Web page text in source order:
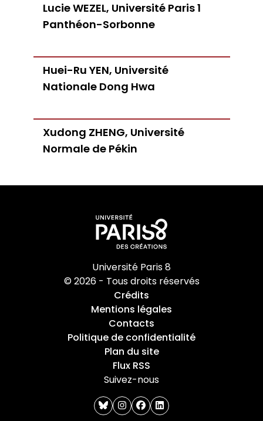
Lucie WEZEL, Université Paris 1
Panthéon-Sorbonne
Huei-Ru YEN, Université
Nationale Dong Hwa
Xudong ZHENG, Université
Normale de Pékin
Université Paris 8
© 2026 - Tous droits réservés
Crédits
Mentions légales
Contacts
Politique de confidentialité
Plan du site
Flux RSS
Suivez-nous
blueskyinstagram
facebook
linkedin